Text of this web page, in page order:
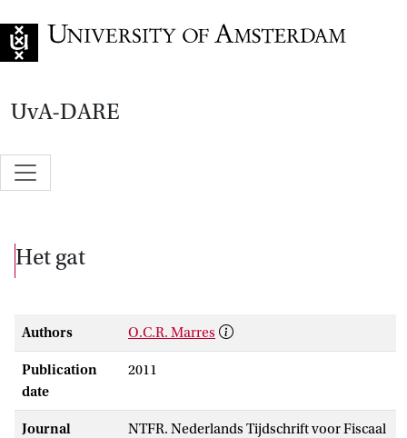
UvA-DARE
Het gat
Authors O.C.R. Marres
Publication
date
2011
Journal
NTFR. Nederlands Tijdschrift voor Fiscaal